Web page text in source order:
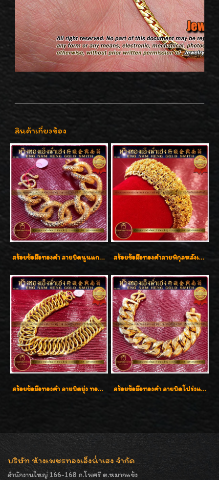
สินค้าเกี่ยวข้อง
สร้อยข้อมือทองคำ ลายบิดนูนแกะลาย ทองคำ 96.5% น้ำหนัก 5 บาท สวยค่ะ สร้อยข้อมือทองคำลายพิกุลหลังเต่า น้ำหนัก 86.6g ( 5.71 บาท ) หน้ากว้าง 20 มิล
สร้อยข้อมือทองคำ ลายบิดยุ่ง ทองคำ 96.5% น้ำหนัก 3 บาท สวยน่าสะสมค่ะ สร้อยข้อมือทองคำ ลายบิดโปร่งแกะลาย ทองคำ 96.5% น้ำหนัก 5 บาท สวยค่ะ
บริษัท ห้างเพชรทองเอ็งน่ำเฮง จำกัด
สำนักงานใหญ่ 166-168 ถ.โพศรี ต.หมากแข้ง